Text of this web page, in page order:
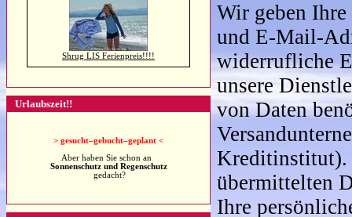
Shrug LIS Ferienpreis!!!!
Urlaubszeit!!
> gesucht–gebucht–geplant <
Aber haben Sie schon an
Sonnenschutz und Regenschutz
gedacht?
Wir geben Ihre
und E-Mail-
widerrufliche
unsere
von Daten
Kreditinstitut).
übermittelten
Ihre